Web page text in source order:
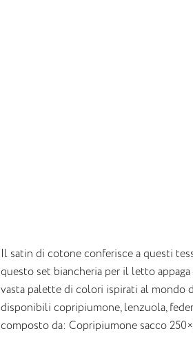
Il satin di cotone conferisce a questi
questo set biancheria per il letto
vasta palette di colori ispirati al mondo
disponibili copripiumone, lenzuola,
composto da: Copripiumone sacco